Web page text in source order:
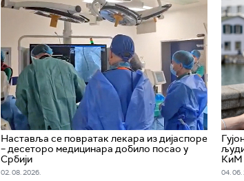
Наставља се повратак лекара из дијаспоре
– десеторо медицинара добило посао у
Србији
02. 08. 2026.
КиМ
04. 06.